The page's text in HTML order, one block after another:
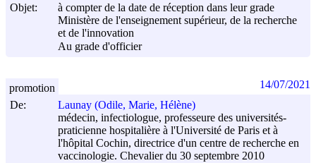
Objet:
à compter de la date de réception dans leur grade
Ministère de l'enseignement supérieur, de la recherche
et de l'innovation
Au grade d'officier
De:
Launay (Odile, Marie, Hélène)
médecin, infectiologue, professeure des universités-
praticienne hospitalière à l'Université de Paris et à
l'hôpital Cochin, directrice d'un centre de recherche en
vaccinologie. Chevalier du 30 septembre 2010
promotion 14/07/2021